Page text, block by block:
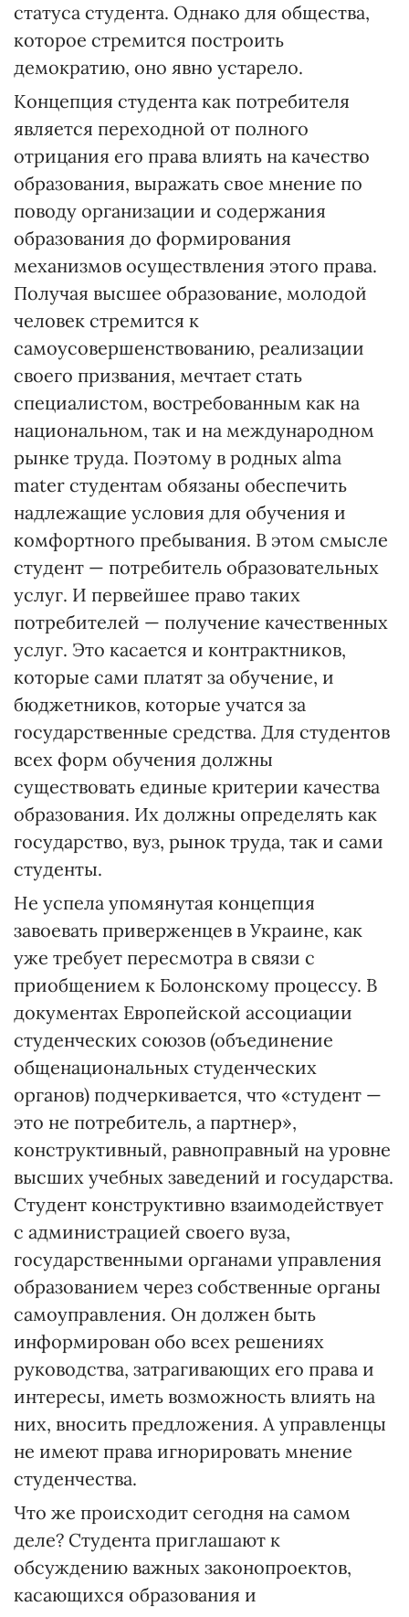
статуса студента. Однако для общества,
которое стремится построить
демократию, оно явно устарело.
Концепция студента как потребителя
является переходной от полного
отрицания его права влиять на качество
образования, выражать свое мнение по
поводу организации и содержания
образования до формирования
механизмов осуществления этого права.
Получая высшее образование, молодой
человек стремится к
самоусовершенствованию, реализации
своего призвания, мечтает стать
специалистом, востребованным как на
национальном, так и на международном
рынке труда. Поэтому в родных alma
mater студентам обязаны обеспечить
надлежащие условия для обучения и
комфортного пребывания. В этом смысле
студент — потребитель образовательных
услуг. И первейшее право таких
потребителей — получение качественных
услуг. Это касается и контрактников,
которые сами платят за обучение, и
бюджетников, которые учатся за
государственные средства. Для студентов
всех форм обучения должны
существовать единые критерии качества
образования. Их должны определять как
государство, вуз, рынок труда, так и сами
студенты.
Не успела упомянутая концепция
завоевать приверженцев в Украине, как
уже требует пересмотра в связи с
приобщением к Болонскому процессу. В
документах Европейской ассоциации
студенческих союзов (объединение
общенациональных студенческих
органов) подчеркивается, что «студент —
это не потребитель, а партнер»,
конструктивный, равноправный на уровне
высших учебных заведений и государства.
Студент конструктивно взаимодействует
с администрацией своего вуза,
государственными органами управления
образованием через собственные органы
самоуправления. Он должен быть
информирован обо всех решениях
руководства, затрагивающих его права и
интересы, иметь возможность влиять на
них, вносить предложения. А управленцы
не имеют права игнорировать мнение
студенчества.
Что же происходит сегодня на самом
деле? Студента приглашают к
обсуждению важных законопроектов,
касающихся образования и